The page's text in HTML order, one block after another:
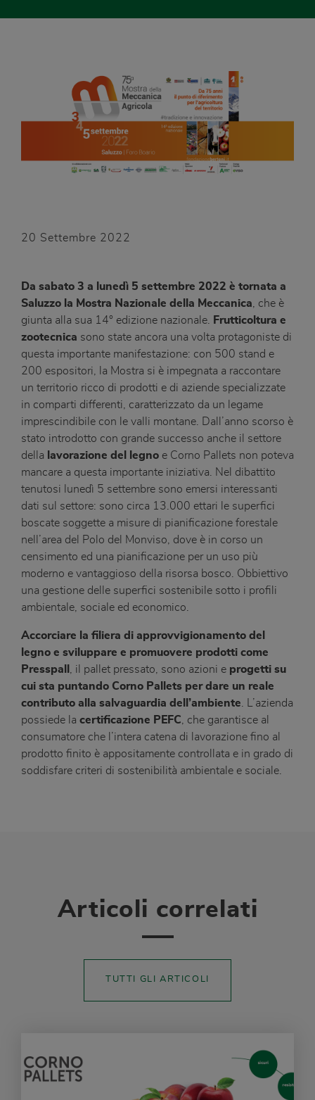
20 Settembre 2022
Da sabato 3 a lunedì 5 settembre 2022 è tornata a
Saluzzo la Mostra Nazionale della Meccanica , che è
giunta alla sua 14° edizione nazionale.
Frutticoltura e
zootecnica sono state ancora una volta protagoniste di
questa importante manifestazione: con 500 stand e
200 espositori, la Mostra si è impegnata a raccontare
un territorio ricco di prodotti e di aziende specializzate
in comparti differenti, caratterizzato da un legame
imprescindibile con le valli montane. Dall’anno scorso è
stato introdotto con grande successo anche il settore
della lavorazione del legno e Corno Pallets non poteva
mancare a questa importante iniziativa. Nel dibattito
tenutosi lunedì 5 settembre sono emersi interessanti
dati sul settore: sono circa 13.000 ettari le superfici
boscate soggette a misure di pianificazione forestale
nell’area del Polo del Monviso, dove è in corso un
censimento ed una pianificazione per un uso più
moderno e vantaggioso della risorsa bosco. Obbiettivo
una gestione delle superfici sostenibile sotto i profili
ambientale, sociale ed economico.
Accorciare la filiera di approvvigionamento del
legno e sviluppare e promuovere prodotti come
Presspall
, il pallet pressato, sono azioni e progetti su
cui sta puntando Corno Pallets per dare un reale
contributo alla salvaguardia dell’ambiente . L’azienda
possiede la certificazione PEFC , che garantisce al
consumatore che l’intera catena di lavorazione fino al
prodotto finito è appositamente controllata e in grado di
soddisfare criteri di sostenibilità ambientale e sociale.
Articoli correlati
TUTTI GLI ARTICOLI